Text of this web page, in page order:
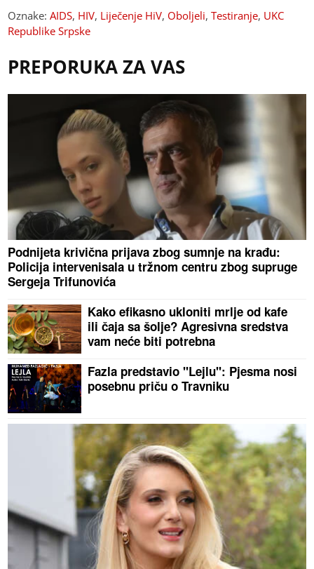
Oznake:AIDS, HIV, Liječenje HiV, Oboljeli,Testiranje, UKC
Republike Srpske
PREPORUKA ZA VAS
Podnijeta krivična prijava zbog sumnje na krađu:
Policija intervenisala u tržnom centru zbog supruge
Sergeja Trifunovića
Kako efikasno ukloniti mrlje od kafe
ili čaja sa šolje? Agresivna sredstva
vam neće biti potrebna
Fazla predstavio "Lejlu": Pjesma nosi
posebnu priču o Travniku